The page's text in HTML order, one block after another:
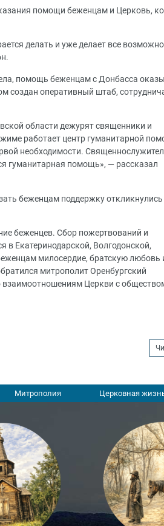
помощи беженцам и Церковь,
делать и уже делает все
помощь беженцам с Донбасса
создан оперативный штаб,
области дежурят священники и
работает центр гуманитарной
необходимости.
гуманитарная помощь», — рассказал
беженцам поддержку откликнулись
беженцев. Сбор пожертвований и
в Екатеринодарской, Волгодонской,
милосердие, братскую любовь
митрополит Оренбургский
Церкви с
Митрополия Церковная